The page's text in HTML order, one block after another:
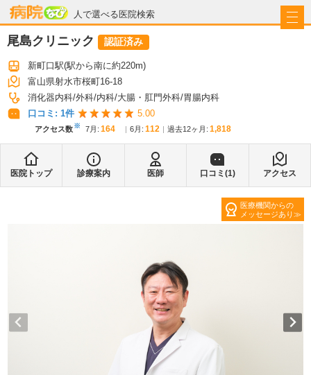
人で選べる医院検索
病院なび
尾島クリニック 認証済み
新町口駅(駅から南に約220m)
富山県射水市桜町16-18
消化器内科 外科 内科 大腸・肛門外科 胃腸内科
口コミ: 1件 5.00
アクセス数※ 7月 : 164 6月 : 112 過去12ヶ月: 1,818
医院トップ 診療案内 医師 口コミ(1) アクセス
医療機関からの
メッセージあり